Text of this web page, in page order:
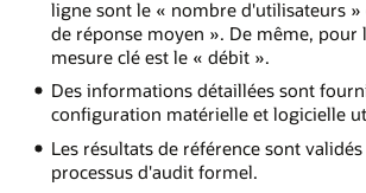
ligne sont le « nombre d'utilisateurs »
de réponse moyen ». De même, pour
mesure clé est le « débit ».
Des informations détaillées sont
configuration matérielle et logicielle
Les résultats de référence sont
processus d'audit formel.